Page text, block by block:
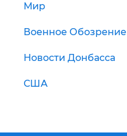
Мир
Военное Обозрение
Новости Донбасса
США